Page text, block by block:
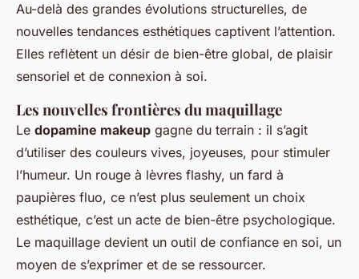
Au-delà des grandes évolutions structurelles, de
nouvelles tendances esthétiques captivent l’attention.
Elles reflètent un désir de bien-être global, de plaisir
sensoriel et de connexion à soi.
Les nouvelles frontières du maquillage
Le dopamine makeup gagne du terrain : il s’agit
d’utiliser des couleurs vives, joyeuses, pour stimuler
l’humeur. Un rouge à lèvres flashy, un fard à
paupières fluo, ce n’est plus seulement un choix
esthétique, c’est un acte de bien-être psychologique.
Le maquillage devient un outil de confiance en soi, un
moyen de s’exprimer et de se ressourcer.